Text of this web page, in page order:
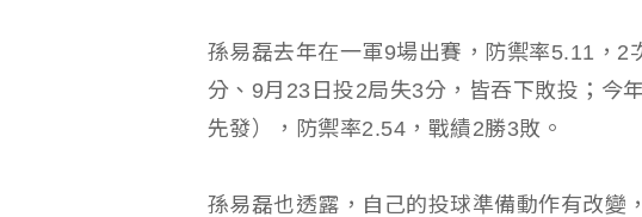
孫易磊去年在一軍9場出賽，防禦率5.11，2
分、9月23日投2局失3分，皆吞下敗投；今
先發），防禦率2.54，戰績2勝3敗。
孫易磊也透露，自己的投球準備動作有改變